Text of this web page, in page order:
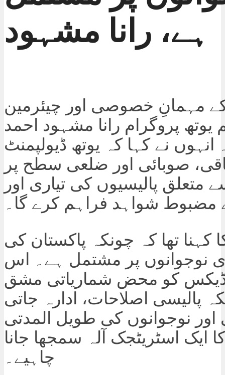
ہے، رانا مشہود
مہمانِ خصوصی اور چیئرمین
یوتھ پروگرام رانا مشہود احمد
انہوں نے کہا کہ یوتھ ڈیولپمنٹ
صوبائی اور ضلعی سطح پر
متعلق پالیسیوں کی تیاری اور
مضبوط شواہد فراہم کرے گا۔
کہنا تھا کہ چونکہ پاکستان کی
نوجوانوں پر مشتمل ہے۔ اس
کو محض شماریاتی مشق
پالیسی اصلاحات، ادارہ جاتی
نوجوانوں کی طویل المدتی
کا ایک اسٹریٹجک آلہ سمجھا جانا
چاہیے۔